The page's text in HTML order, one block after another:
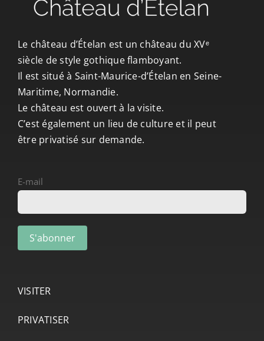
CONTACT/ACCÈS
Le château d’Ételan est un château du XVᵉ
siècle de style gothique flamboyant.
Il est situé à Saint-Maurice-d’Ételan en Seine-
Maritime, Normandie.
Le château est ouvert à la visite.
C’est également un lieu de culture et il peut
être privatisé sur demande.
E-mail
VISITER
PRIVATISER